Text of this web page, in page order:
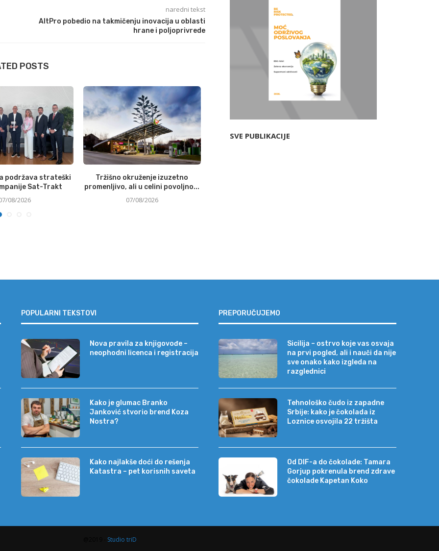
naredni tekst
AltPro pobedio na takmičenju inovacija u oblasti
hrane i poljoprivrede
POSTS
podržava strateški
Sat-Trakt
08/2026
Tržišno okruženje izuzetno
promenljivo, ali u celini povoljno...
07/08/2026
SVE PUBLIKACIJE
POPULARNI TEKSTOVI
Nova pravila za knjigovođe –
neophodni licenca i registracija
Kako je glumac Branko
Janković stvorio brend Koza
Nostra?
Kako najlakše doći do rešenja
Katastra – pet korisnih saveta
PREPORUČUJEMO
Sicilija – ostrvo koje vas osvaja
na prvi pogled, ali i nauči da nije
sve onako kako izgleda na
razglednici
Tehnološko čudo iz zapadne
Srbije: kako je čokolada iz
Loznice osvojila 22 tržišta
Od DIF-a do čokolade: Tamara
Gorjup pokrenula brend zdrave
čokolade Kapetan Koko
Studio triD